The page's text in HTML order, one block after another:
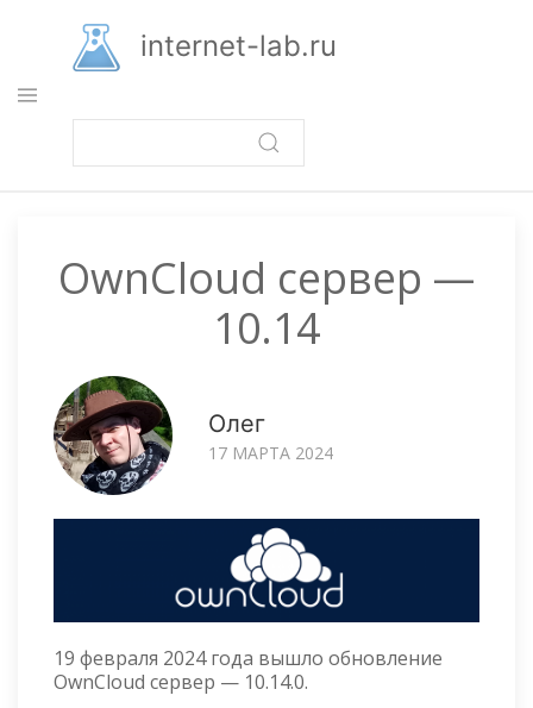
основному
содержанию
internet-lab.ru
OwnCloud сервер —
10.14
Олег
17 МАРТА 2024
19 февраля 2024 года вышло обновление
OwnCloud сервер — 10.14.0.